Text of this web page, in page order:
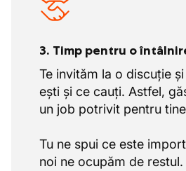
3. Timp pentru o
Te invităm la o discuție
ești și ce cauți. Astfel,
un job potrivit pentru
Tu ne spui ce este